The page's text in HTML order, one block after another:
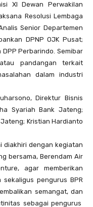
XI Dewan Perwakilan
Resolusi Lembaga
Senior Departemen
DPNP OJK Pusat;
DPP Perbarindo. Semibar
pandangan terkait
dalam industri
Direktur Bisnis
Syariah Bank Jateng;
Kristian Hardianto
diakhiri dengan kegiatan
bersama, Berendam Air
agar memberikan
pengurus BPR
semangat, dan
sebagai pengurus